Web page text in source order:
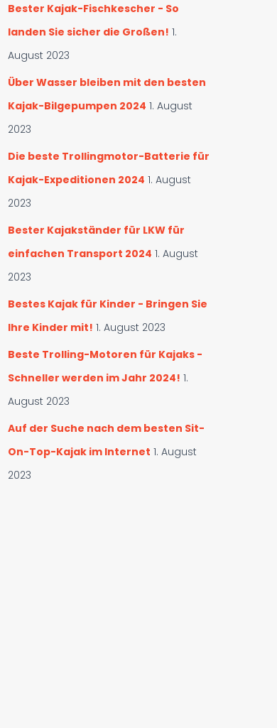
Bester Kajak-Fischkescher - So
landen Sie sicher die Großen! 1.
August 2023
Über Wasser bleiben mit den besten
Kajak-Bilgepumpen 2024 1. August
2023
Die beste Trollingmotor-Batterie für
Kajak-Expeditionen 2024 1. August
2023
Bester Kajakständer für LKW für
einfachen Transport 2024 1. August
2023
Bestes Kajak für Kinder - Bringen Sie
Ihre Kinder mit! 1. August 2023
Beste Trolling-Motoren für Kajaks -
Schneller werden im Jahr 2024! 1.
August 2023
Auf der Suche nach dem besten Sit-
On-Top-Kajak im Internet 1. August
2023